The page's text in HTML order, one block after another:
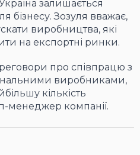
залишається
бізнесу. Зозуля вважає,
виробництва, які
на експортні ринки.
про співпрацю з
виробниками,
кількість
менеджер компанії.